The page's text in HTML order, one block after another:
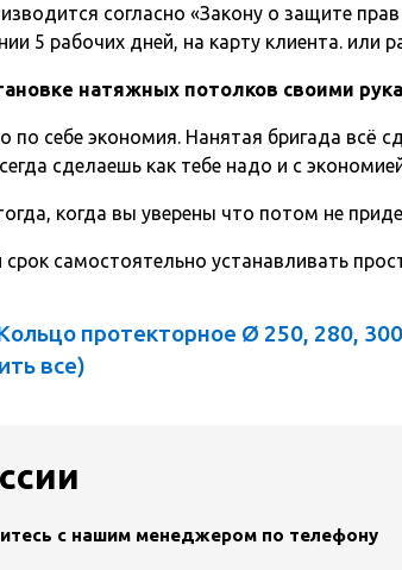
согласно «Закону о защите
5 рабочих дней, на карту клиента. или
натяжных потолков своими
себе экономия. Нанятая бригада всё
сделаешь как тебе надо и с
когда вы уверены что потом не
самостоятельно устанавливать
протекторное Ø 250, 280,
все)
с нашим менеджером по телефону